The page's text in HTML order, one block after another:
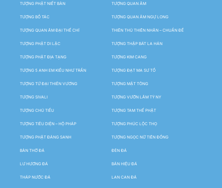
TƯỢNG PHẬT NIẾT BÀN TƯỢNG QUAN ÂM
TƯỢNG BỒ TÁC TƯỢNG QUAN ÂM NGỰ LONG
TƯỢNG QUAN ÂM ĐẠI THẾ CHÍ THIÊN THỦ THIÊN NHÃN – CHUẨN ĐỀ
TƯỢNG PHẬT DI LẶC TƯỢNG THẬP BÁT LA HÁN
TƯỢNG PHẬT ĐỊA TẠNG TƯỢNG KIM CANG
TƯỢNG 5 ANH EM KIỀU NHƯ TRẦN TƯỢNG ĐẠT MA SƯ TỔ
TƯỢNG TỨ ĐẠI THIÊN VƯƠNG TƯỢNG MẬT TÔNG
TƯỢNG SIVALI TƯỢNG VƯỜN LÂM TỲ NY
TƯỢNG CHÚ TIỂU TƯỢNG TAM THẾ PHẬT
TƯỢNG TIÊU DIỆN – HỘ PHÁP TƯỢNG PHÚC LỘC THỌ
TƯỢNG PHẬT ĐẢNG SANH TƯỢNG NGỌC NỮ TIÊN ĐỒNG
BÀN THỜ ĐÁ ĐÈN ĐÁ
LƯ HƯƠNG ĐÁ BẢN HIỆU ĐÁ
THÁP NƯỚC ĐÁ LAN CAN ĐÁ